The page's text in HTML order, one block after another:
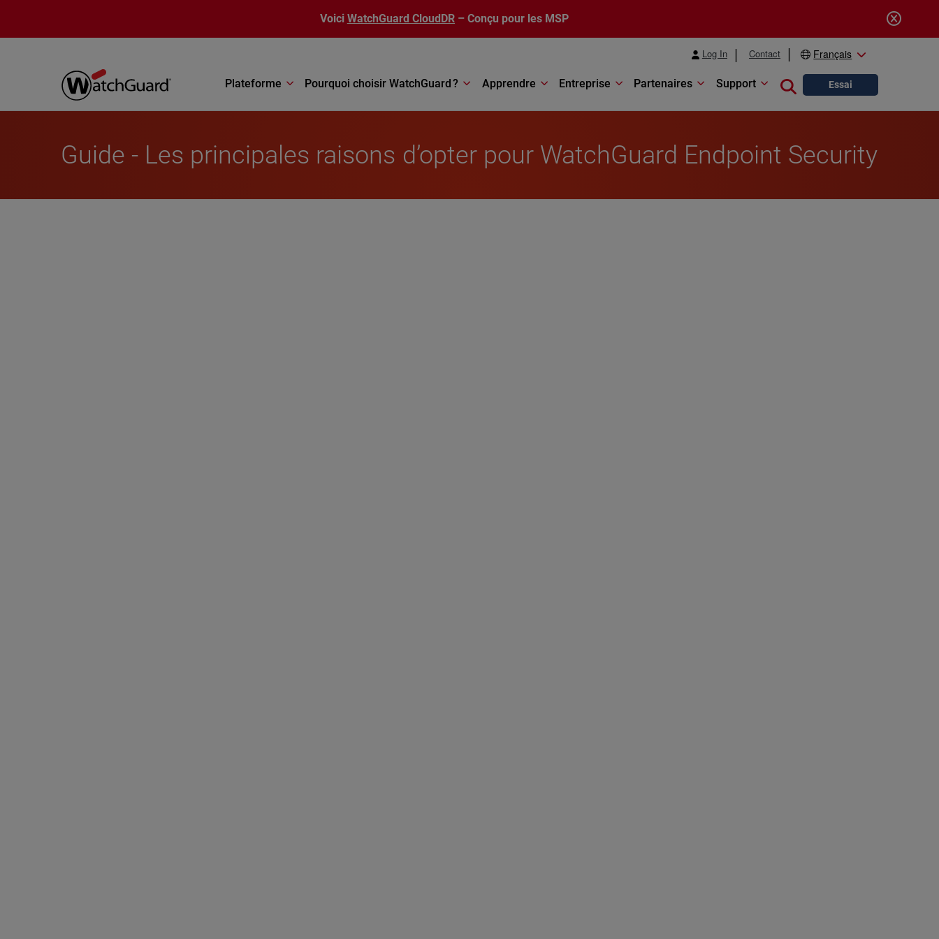
Voici WatchGuard CloudDR – Conçu pour les MSP
Log In Contact Français
Plateforme Pourquoi choisir WatchGuard ? Apprendre Entreprise Partenaires Support Close search
Essai
Guide - Les principales raisons d’opter pour WatchGuard Endpoint Security